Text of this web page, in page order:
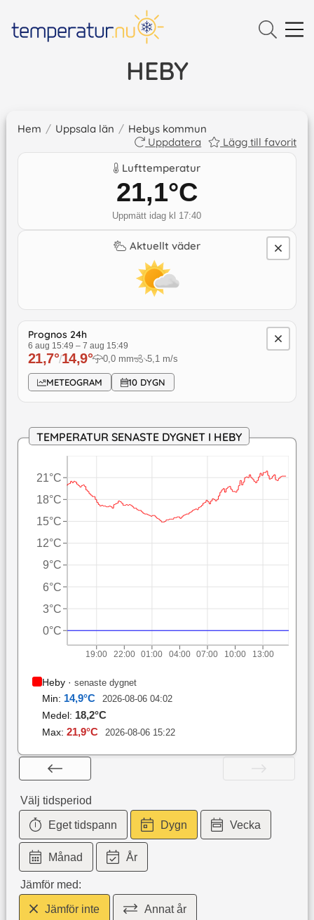
HEBY
Hem / Uppsala län / Hebys kommun
Uppdatera
Lägg till favorit
Lufttemperatur
21,1°C
Uppmätt idag kl 17:40
Aktuellt väder
Prognos 24h
6 aug 15:49 – 7 aug 15:49
21,7°/14,9° 0,0 mm ↓5,1 m/s
METEOGRAM 10 DYGN
TEMPERATUR SENASTE DYGNET I HEBY
19:00 22:00 01:00 04:00 07:00 10:00 13:00
0°C
3°C
6°C
9°C
12°C
15°C
18°C
21°C
Heby· senaste dygnet
Min: 14,9°C 2026-08-06 04:02
Medel: 18,2°C
Max: 21,9°C 2026-08-06 15:22
Välj tidsperiod
Eget tidspann Dygn Vecka
Månad År
Jämför med:
Jämför inte Annat år